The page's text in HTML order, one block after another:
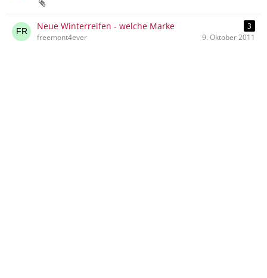
Neue Winterreifen - welche Marke
3
freemont4ever
9. Oktober 2011